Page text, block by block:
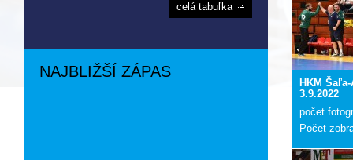
HKM
3.9.2022
počet
Počet
celá tabuľka
NAJBLIŽŠÍ ZÁPAS